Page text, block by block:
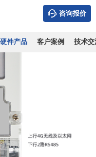
咨询报价
硬件产品 客户案例 技术交